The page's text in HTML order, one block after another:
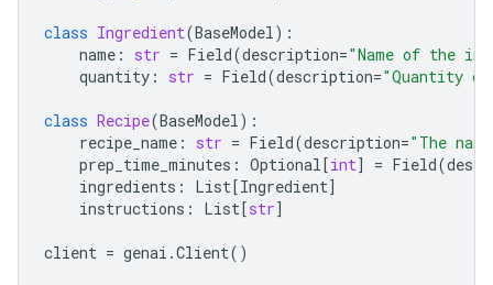
class Ingredient(BaseModel):
name : str = Field(description="Name of the
quantity : str = Field(description="Quantity
class Recipe(BaseModel):
recipe_name : str = Field(description="The
prep_time_minutes : Optional[int] = Field(
ingredients : List[Ingredient]
instructions : List[str]
client = genai .Client()